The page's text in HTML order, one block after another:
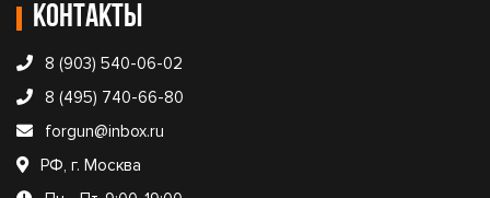
Контакты
8 (903) 540-06-02
8 (495) 740-66-80
forgun@inbox.ru
РФ, г. Москва